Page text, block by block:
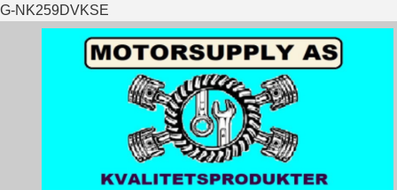
G-NK259DVKSE
til
innholdet